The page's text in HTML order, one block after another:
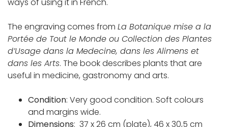
ways of using it in French.
The engraving comes from La Botanique mise a la
Portée de Tout le Monde ou Collection des Plantes
d’Usage dans la Medecine, dans les Alimens et
dans les Arts. The book describes plants that are
useful in medicine, gastronomy and arts.
Condition: Very good condition. Soft colours
and margins wide.
Dimensions: 37 x 26 cm (plate), 46 x 30,5 cm